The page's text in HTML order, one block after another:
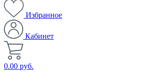
Избранное
Кабинет
0.00 руб.